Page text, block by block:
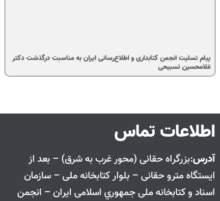
پیام تسلیت انجمن کتابداری و اطلاع‌رسانی ایران به مناسبت درگذشت دکتر
غلامحسین تسبیحی
اطلاعات تماس
آدرس:بزرگراه حقانی (محور غرب به شرق) – بعد از
ايستگاه مترو حقانی – بلوار كتابخانه ملی – سازمان
اسناد و كتابخانه ملی جمهوري اسلامی ايران – انجمن